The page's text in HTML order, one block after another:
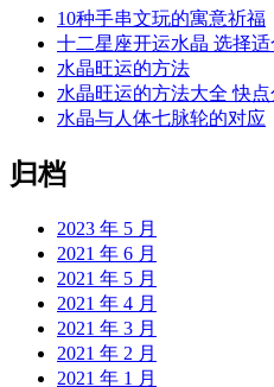
10种手串文玩的寓意祈福
十二星座开运水晶 选择
水晶旺运的方法
水晶旺运的方法大全 快
水晶与人体七脉轮的对应
归档
2023 年 5 月
2021 年 6 月
2021 年 5 月
2021 年 4 月
2021 年 3 月
2021 年 2 月
2021 年 1 月